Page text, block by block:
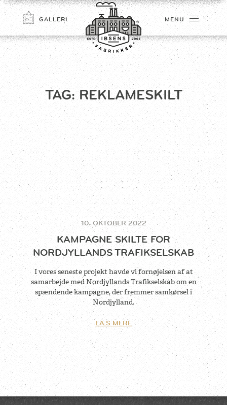
TILMELD
GALLERI MENU
TAG:REKLAMESKILT
10. OKTOBER 2022
KAMPAGNE SKILTE FOR
NORDJYLLANDS TRAFIKSELSKAB
I vores seneste projekt havde vi fornøjelsen af at
samarbejde med Nordjyllands Trafikselskab om en
spændende kampagne, der fremmer samkørsel i
Nordjylland.
LÆS MERE